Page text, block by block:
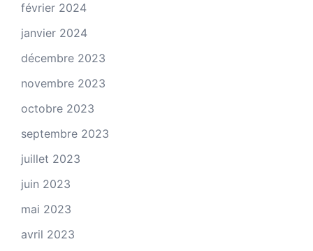
février 2024
janvier 2024
décembre 2023
novembre 2023
octobre 2023
septembre 2023
juillet 2023
juin 2023
mai 2023
avril 2023